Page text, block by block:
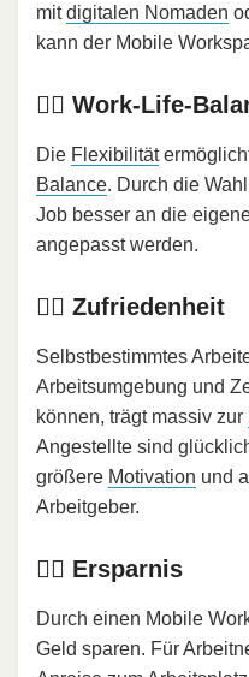
mitdigitalen Nomaden
kann der Mobile
👍🏻 Work-Life-
Die Flexibilität
Balance. Durch die
Job besser an die
angepasst werden.
👍🏻 Zufriedenheit
Selbstbestimmtes
Arbeitsumgebung und
können, trägt massiv zur
Angestellte sind
größere Motivation und
Arbeitgeber.
👍🏻 Ersparnis
Durch einen Mobile
Geld sparen. Für